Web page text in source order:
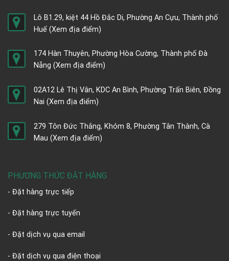
Lô B1.29, kiệt 44 Hồ Đắc Di, Phường An Cựu, Thành phố
Huế (Xem địa điểm)
174 Hàn Thuyên, Phường Hòa Cường, Thành phố Đà
Nẵng (Xem địa điểm)
02A12 Lê Thị Vân, KDC An Bình, Phường Trấn Biên, Đồng
Nai (Xem địa điểm)
279 Tôn Đức Thắng, Khóm 8, Phường Tân Thành, Cà
Mau (Xem địa điểm)
PHƯƠNG THỨC ĐẶT HÀNG
- Đặt hàng trực tiếp
- Đặt hàng trực tuyến
- Đặt dịch vụ qua email
- Đặt dịch vụ qua điện thoại